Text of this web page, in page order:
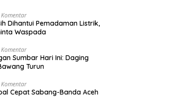
Dihantui Pemadaman Listrik,
Waspada
Sumbar Hari Ini: Daging
Turun
Cepat Sabang-Banda Aceh